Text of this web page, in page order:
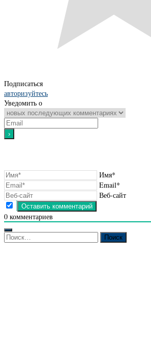
Подписаться
авторизуйтесь
Уведомить о
Имя*
Email*
Веб-сайт
0 комментариев
Найти: